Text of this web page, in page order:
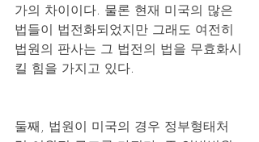
가의 차이이다. 물론 현재 미국의 많은
법들이 법전화되었지만 그래도 여전히
법원의 판사는 그 법전의 법을 무효화시
킬 힘을 가지고 있다.
둘째, 법원이 미국의 경우 정부형태처